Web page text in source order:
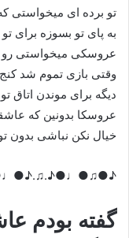
تو برده ای ميخواستی
به پای تو بسوزه برای
عروسکی ميخواستی
وقتی بازی تموم شد
ديگه برای موندن
عروسکا بدونين که
خيال نکن نباشی بدون
گفته بودم